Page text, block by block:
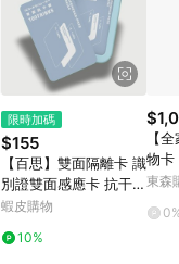
限時加碼
$155
【百思】雙面隔離卡 識
別證雙面感應卡 抗干擾
卡 雙卡隔離 防感應干
蝦皮購物
10%
【
物卡
東森